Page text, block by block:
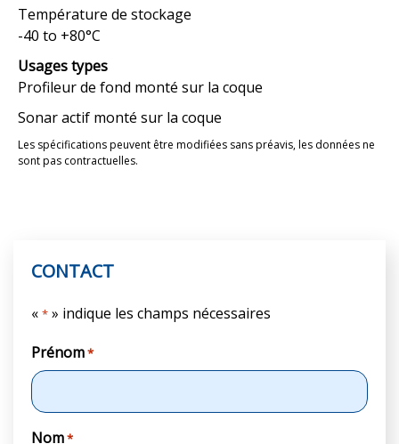
Température de stockage
-40 to +80°C
Usages types
Profileur de fond monté sur la coque
Sonar actif monté sur la coque
Les spécifications peuvent être modifiées sans préavis, les données ne
sont pas contractuelles.
CONTACT
« * » indique les champs nécessaires
Prénom*
Nom*